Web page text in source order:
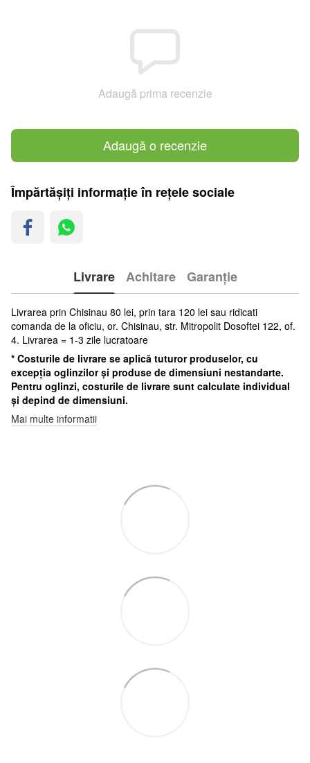
Adaugă prima recenzie
Adaugă o recenzie
Împărtășiți informație în rețele sociale
Livrare Achitare Garanție
Livrarea prin Chisinau 80 lei, prin tara 120 lei sau ridicati
comanda de la oficiu, or. Chisinau, str. Mitropolit Dosoftei 122, of.
4. Livrarea = 1-3 zile lucratoare
* Costurile de livrare se aplică tuturor produselor, cu
excepția oglinzilor și produse de dimensiuni nestandarte.
Pentru oglinzi, costurile de livrare sunt calculate individual
și depind de dimensiuni.
Mai multe informatii